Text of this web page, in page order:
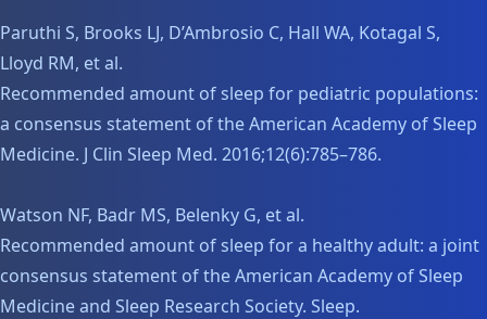
Paruthi S, Brooks LJ, D’Ambrosio C, Hall WA, Kotagal S,
Lloyd RM, et al.
Recommended amount of sleep for pediatric populations:
a consensus statement of the American Academy of Sleep
Medicine. J Clin Sleep Med. 2016;12(6):785–786.
Watson NF, Badr MS, Belenky G, et al.
Recommended amount of sleep for a healthy adult: a joint
consensus statement of the American Academy of Sleep
Medicine and Sleep Research Society. Sleep.